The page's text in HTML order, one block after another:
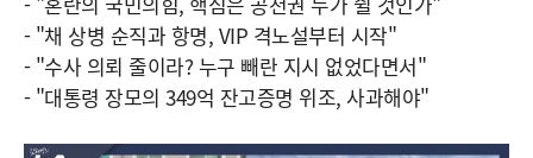
- "채 상병 순직과 항명, VIP 격노설부터 시작"
- "수사 의뢰 줄이라? 누구 빼란 지시 없었다면서"
- "대통령 장모의 349억 잔고증명 위조, 사과해야"